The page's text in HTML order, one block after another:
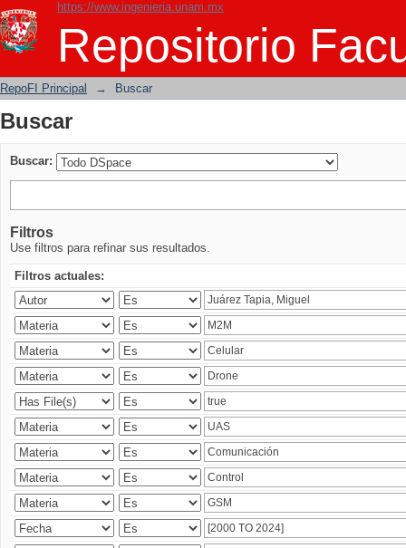
https://www.ingenieria.unam.mx
Repositorio
Buscar
RepoFI Principal → Buscar
Buscar
Buscar:
Filtros
Use filtros para refinar sus resultados.
Filtros actuales: